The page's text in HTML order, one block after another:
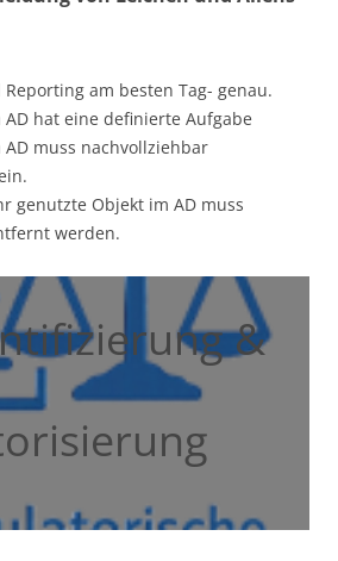
am besten Tag- genau.
AD hat eine definierte Aufgabe
AD muss nachvollziehbar
genutzte Objekt im AD muss
werden.
&